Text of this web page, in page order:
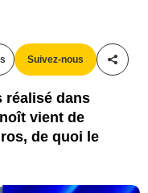
Suivez-nous
réalisé dans
vient de
de quoi le